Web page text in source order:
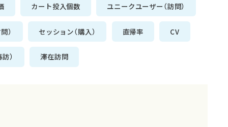
カート投入個数 ユニークユーザー（訪問）
） セッション（購入） 直帰率 CV
） 滞在訪問